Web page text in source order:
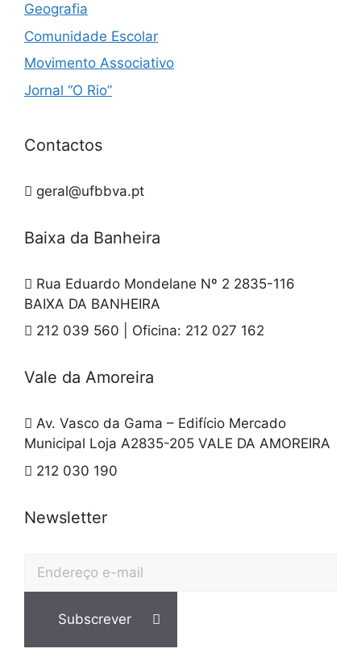
Geografia
Comunidade Escolar
Movimento Associativo
Jornal “O Rio”
Contactos
geral@ufbbva.pt
Baixa da Banheira
Rua Eduardo Mondelane Nº 2 2835-116
BAIXA DA BANHEIRA
212 039 560 | Oficina: 212 027 162
Vale da Amoreira
Av. Vasco da Gama – Edifício Mercado
Municipal Loja A2835-205 VALE DA AMOREIRA
212 030 190
Newsletter